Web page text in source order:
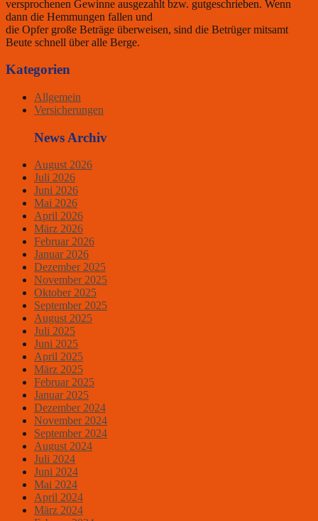
versprochenen Gewinne ausgezahlt bzw. gutgeschrieben. Wenn
dann die Hemmungen fallen und
die Opfer große Beträge überweisen, sind die Betrüger mitsamt
Beute schnell über alle Berge.
Kategorien
Allgemein
Versicherungen
News Archiv
August 2026
Juli 2026
Juni 2026
Mai 2026
April 2026
März 2026
Februar 2026
Januar 2026
Dezember 2025
November 2025
Oktober 2025
September 2025
August 2025
Juli 2025
Juni 2025
April 2025
März 2025
Februar 2025
Januar 2025
Dezember 2024
November 2024
September 2024
August 2024
Juli 2024
Juni 2024
Mai 2024
April 2024
März 2024